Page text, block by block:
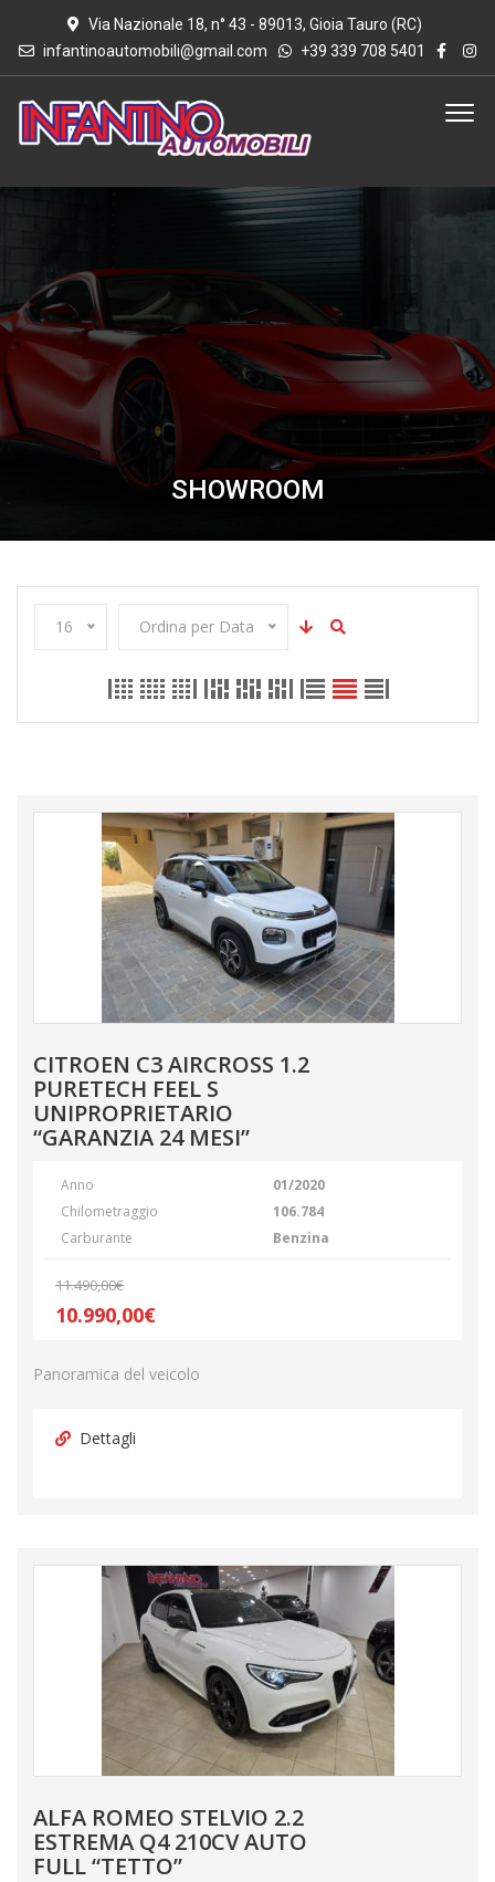
Via Nazionale 18, n° 43 - 89013, Gioia Tauro (RC)
infantinoautomobili@gmail.com
+39 339 708 5401
SHOWROOM
16 Ordina per Data
CITROEN C3 AIRCROSS 1.2
PURETECH FEEL S
UNIPROPRIETARIO
“GARANZIA 24 MESI”
Anno
01/2020
Chilometraggio
106.784
Carburante
Benzina
11.490,00€
10.990,00€
Panoramica del veicolo
Dettagli
ALFA ROMEO STELVIO 2.2
ESTREMA Q4 210CV AUTO
FULL “TETTO”